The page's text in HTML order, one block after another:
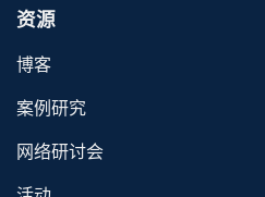
资源
博客
案例研究
网络研讨会